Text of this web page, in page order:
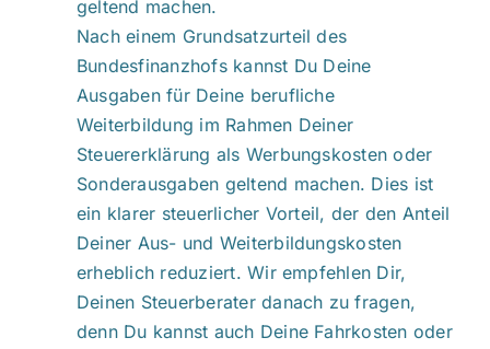
geltend machen.
Nach einem Grundsatzurteil des
Bundesfinanzhofs kannst Du Deine
Ausgaben für Deine berufliche
Weiterbildung im Rahmen Deiner
Steuererklärung als Werbungskosten oder
Sonderausgaben geltend machen. Dies ist
ein klarer steuerlicher Vorteil, der den Anteil
Deiner Aus- und Weiterbildungskosten
erheblich reduziert. Wir empfehlen Dir,
Deinen Steuerberater danach zu fragen,
denn Du kannst auch Deine Fahrkosten oder